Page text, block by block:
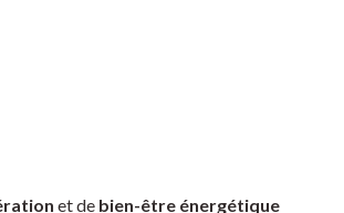
et de bien-être énergétique